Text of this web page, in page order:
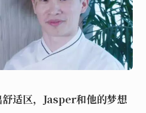
适区，Jasper和他的梦想